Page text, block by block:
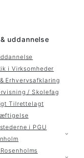
uddannelse
i Virksomheder
Erhvervsafklaring
/ Skolefag
Tilrettelagt
i PGU